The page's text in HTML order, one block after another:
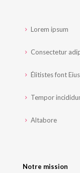
Lorem ipsum
Consectetur
Élitistes font
Tempor
Altabore
Notre mission